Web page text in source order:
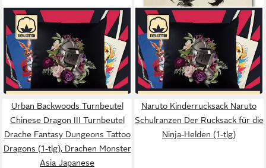
URBAN BACKWOODS
Turnbeutel Dragon V
Turnbeutel Drache Fantasy
Tattoo Monster Drachen Asia
Dragons
12,95 € UVP16,95 €
-24%
in 5-6 Werktagen bei dir
URBAN BACKWOODS
Beuteltasche Chinese Dragon
III Stofftasche Drache
Fantasy Dungeons Tattoo
Dragons
9,95 € UVP14,95 €
-33%
in 5-6 Werktagen bei dir
Urban Backwoods Turnbeutel
Chinese Dragon III Turnbeutel
Drache Fantasy Dungeons Tattoo
Dragons (1-tlg), Drachen Monster
Asia Japanese
Naruto Kinderrucksack Naruto
Schulranzen Der Rucksack für die
Ninja-Helden (1-tlg)